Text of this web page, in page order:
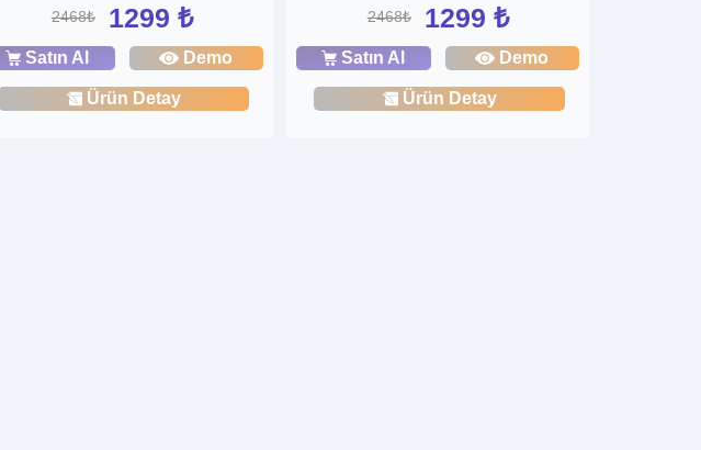
2468₺ 1299 ₺
Satın Al Demo
Ürün Detay
2468₺ 1299 ₺
Satın Al Demo
Ürün Detay